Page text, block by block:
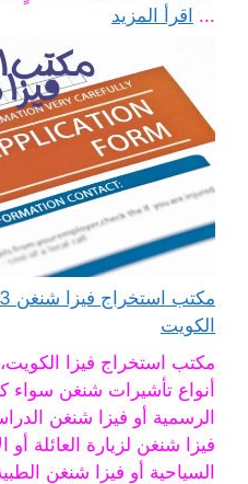
... اقرأ المزيد
الكويت
مكتب استخراج فيزا
أنواع تأشيرات شنغن سواء
الرسمية أو فيزا شنغن
فيزا شنغن لزيارة العائلة
السياحية أو فيزا شنغن